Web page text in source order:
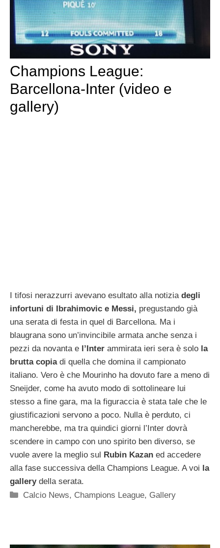
Champions League:
Barcellona-Inter (video e
gallery)
I tifosi nerazzurri avevano esultato alla notizia degli
infortuni di Ibrahimovic e Messi, pregustando già
una serata di festa in quel di Barcellona. Ma i
blaugrana sono un’invincibile armata anche senza i
pezzi da novanta e l’Inter ammirata ieri sera è solo la
brutta copiadi quella che domina il campionato
italiano. Vero è che Mourinho ha dovuto fare a meno di
Sneijder, come ha avuto modo di sottolineare lui
stesso a fine gara, ma la figuraccia è stata tale che le
giustificazioni servono a poco. Nulla è perduto, ci
mancherebbe, ma tra quindici giorni l’Inter dovrà
scendere in campo con uno spirito ben diverso, se
vuole avere la meglio sul Rubin Kazan ed accedere
alla fase successiva della Champions League. A voi la
gallerydella serata.
Categorie
Calcio News, Champions League, Gallery